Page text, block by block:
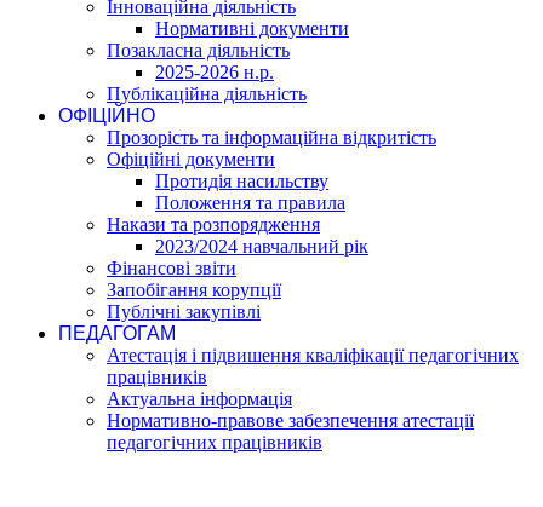
Інноваційна діяльність
Нормативні документи
Позакласна діяльність
2025-2026 н.р.
Публікаційна діяльність
ОФІЦІЙНО
Прозорість та інформаційна відкритість
Офіційні документи
Протидія насильству
Положення та правила
Накази та розпорядження
2023/2024 навчальний рік
Фінансові звіти
Запобігання корупції
Публічні закупівлі
ПЕДАГОГАМ
Атестація і підвишення кваліфікації педагогічних
працівників
Актуальна інформація
Нормативно-правове забезпечення атестації
педагогічних працівників